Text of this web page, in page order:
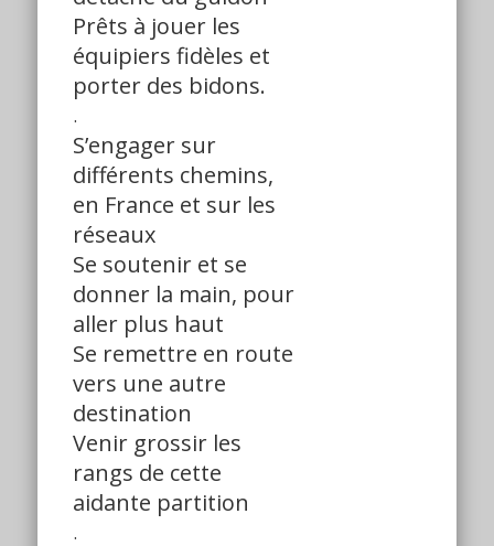
Prêts à jouer les
équipiers fidèles et
porter des bidons.
.
S’engager sur
différents chemins,
en France et sur les
réseaux
Se soutenir et se
donner la main, pour
aller plus haut
Se remettre en route
vers une autre
destination
Venir grossir les
rangs de cette
aidante partition
.